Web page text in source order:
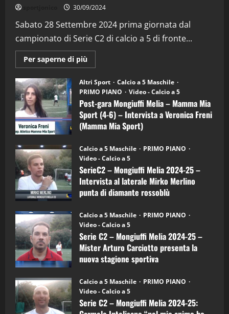
30/09/2024
Sabato 28 Settembre 2024 prima giornata dal
campionato di Serie C2 di calcio a 5 di fronte...
Per saperne di più
informazioni
Post-
gara
Mongiuffi
Melia
–
Mamma
Mia
Sport
6)
–
Intervista
a
mister
Arturo
Carciotto
(Mongiuffi
Altri Sport
Calcio a 5 Maschile
PRIMO PIANO
Video - Calcio a 5
Post-gara Mongiuffi Melia – Mamma Mia
Sport (4-6) – Intervista a Veronica Freni
(Mamma Mia Sport)
Calcio a 5 Maschile
PRIMO PIANO
Video - Calcio a 5
SerieC2 – Mongiuffi Melia 2024-25 –
Intervista al laterale Mirko Merlino
punta di diamante rossoblù
Calcio a 5 Maschile
PRIMO PIANO
Video - Calcio a 5
Serie C2 – Mongiuffi Melia 2024-25 –
Mister Arturo Carciotto presenta la
nuova stagione sportiva
Calcio a 5 Maschile
PRIMO PIANO
Video - Calcio a 5
Serie C2 – Mongiuffi Melia 2024-25:
2
“SportEmpire” in Podcast: 29^ Puntata
(Martedi 28 Aprile 2026)
28/04/2026
3
"SportEmpire" in Podcast
“SportEmpire” in Podcast: 28^ Puntata
(Martedi 21 Aprile 2026)
21/04/2026
4
“SportEmpire” in Podcast: 27^ Puntata
(Martedi 14 Aprile 2026)
15/04/2026
5
“SportEmpire” in Podcast: 26^ Puntata
(Martedi 07 Aprile 2026)
08/04/2026
1
“SportEmpire” in Podcast: 30^ Puntata
(Martedi 05 Maggio 2026)
08/05/2026